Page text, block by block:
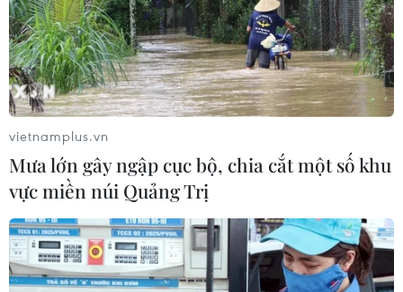
TIN CÙNG CHUYÊN MỤC
Cứu sống trẻ sinh cực non 25 tuần
vietnamplus.vn
Mưa lớn gây ngập cục bộ, chia cắt một số khu
vực miền núi Quảng Trị